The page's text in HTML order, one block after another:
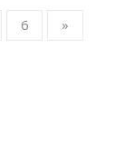
6
»